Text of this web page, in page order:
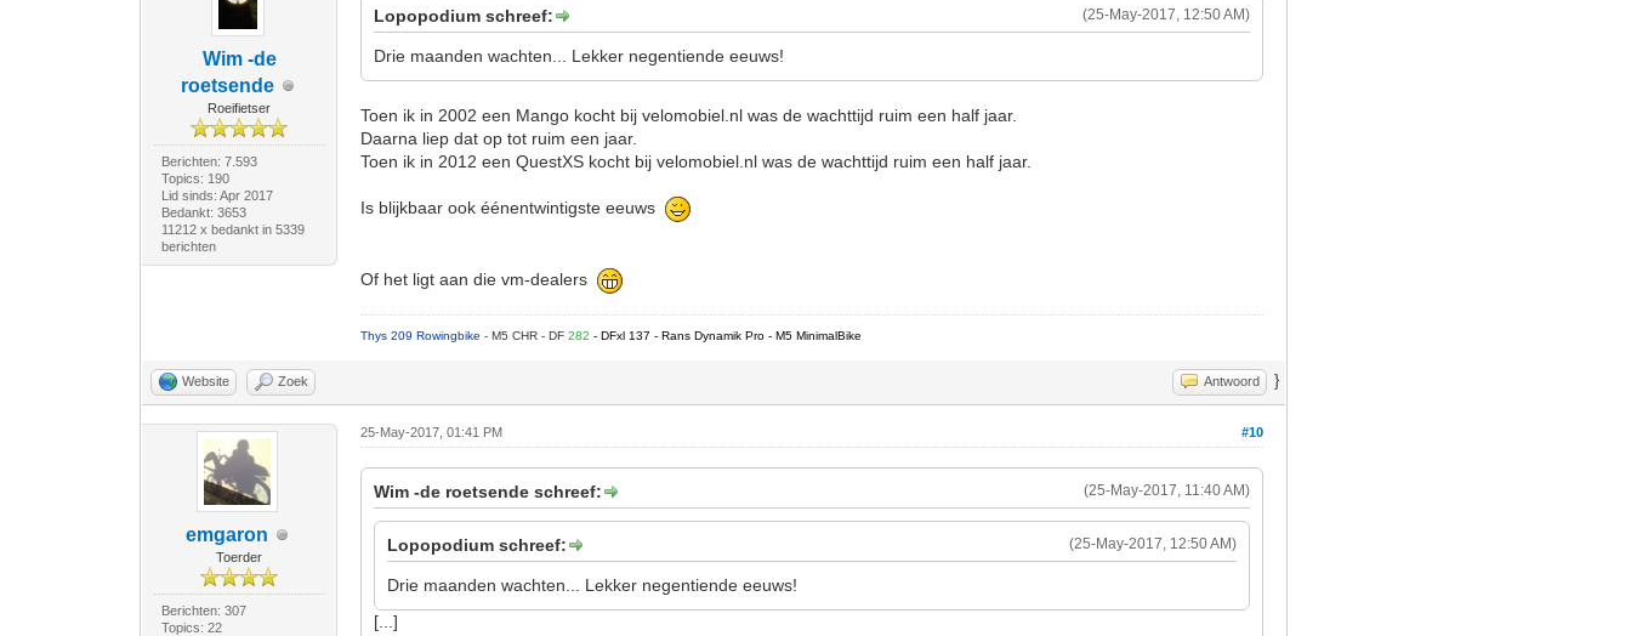
Wim -de
roetsende
Roeifietser
Berichten: 7.593
Topics: 190
Lid sinds: Apr 2017
Bedankt: 3653
11212 x bedankt in 5339
berichten
(25-May-2017, 12:50 AM)
Lopopodium schreef:
Drie maanden wachten... Lekker negentiende eeuws!
Toen ik in 2002 een Mango kocht bij velomobiel.nl was de wachttijd ruim een half jaar.
Daarna liep dat op tot ruim een jaar.
Toen ik in 2012 een QuestXS kocht bij velomobiel.nl was de wachttijd ruim een half jaar.
Is blijkbaar ook éénentwintigste eeuws
Of het ligt aan die vm-dealers
Thys 209 Rowingbike- M5 CHR - DF282- DFxl 137 - Rans Dynamik Pro - M5 MinimalBike
Website Zoek Antwoord }
emgaron
Toerder
Berichten: 307
Topics: 22
#10
25-May-2017, 01:41 PM
(25-May-2017, 11:40 AM)
Wim -de roetsende schreef:
(25-May-2017, 12:50 AM)
Lopopodium schreef:
Drie maanden wachten... Lekker negentiende eeuws!
[...]